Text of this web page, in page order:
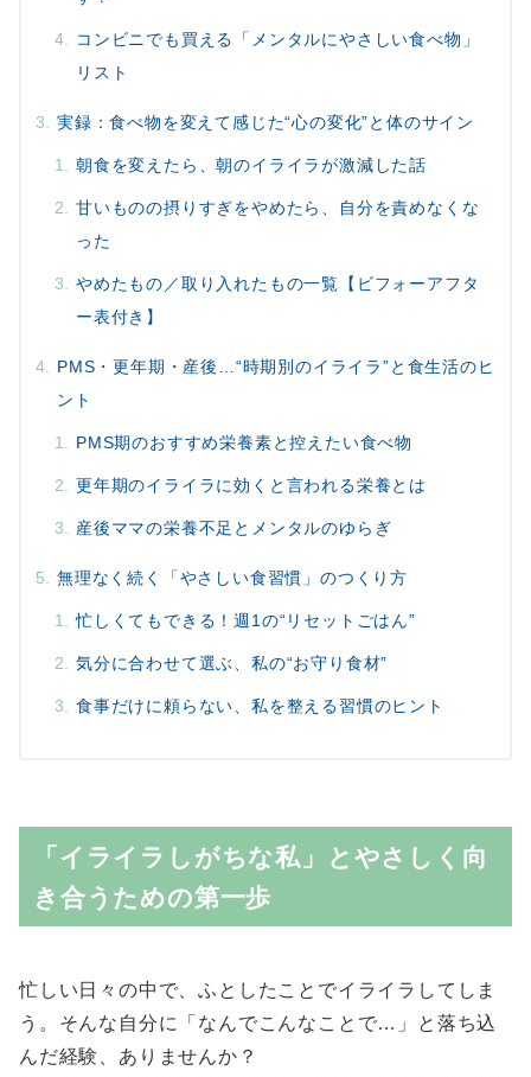
コンビニでも買える「メンタルにやさしい食べ物」
リスト
実録：食べ物を変えて感じた“心の変化”と体のサイン
朝食を変えたら、朝のイライラが激減した話
甘いものの摂りすぎをやめたら、自分を責めなくな
った
やめたもの／取り入れたもの一覧【ビフォーアフタ
ー表付き】
PMS・更年期・産後…“時期別のイライラ”と食生活のヒ
ント
PMS期のおすすめ栄養素と控えたい食べ物
更年期のイライラに効くと言われる栄養とは
産後ママの栄養不足とメンタルのゆらぎ
無理なく続く「やさしい食習慣」のつくり方
忙しくてもできる！週1の“リセットごはん”
気分に合わせて選ぶ、私の“お守り食材”
食事だけに頼らない、私を整える習慣のヒント
「イライラしがちな私」とやさしく向
き合うための第一歩
忙しい日々の中で、ふとしたことでイライラしてしま
う。そんな自分に「なんでこんなことで…」と落ち込
んだ経験、ありませんか？